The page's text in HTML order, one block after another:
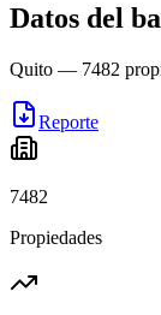
Datos del
Quito — 7482
Reporte
7482
Propiedades